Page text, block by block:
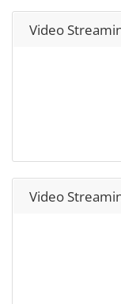
Video
Video